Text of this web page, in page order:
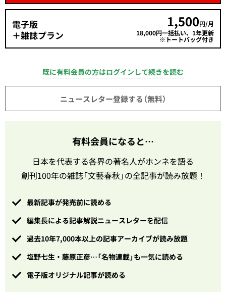
電子版
＋雑誌プラン
1,500円/月
18,000円一括払い、1年更新
※トートバッグ付き
既に有料会員の方はログインして続きを読む
ニュースレター登録する（無料）
有料会員になると…
日本を代表する各界の著名人がホンネを語る
創刊100年の雑誌「文藝春秋」の全記事が読み放題！
最新記事が発売前に読める
編集長による記事解説ニュースレターを配信
過去10年7,000本以上の記事アーカイブが読み放題
塩野七生・藤原正彦…「名物連載」も一気に読める
電子版オリジナル記事が読める